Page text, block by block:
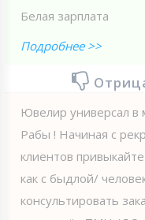
Белая зарплата
Подробнее >>
Ювелир универсал в
Рабы ! Начиная с
клиентов
как с быдлой/
консультировать